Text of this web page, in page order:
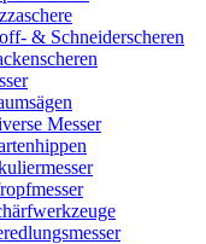
& Schneiderscheren
Messer